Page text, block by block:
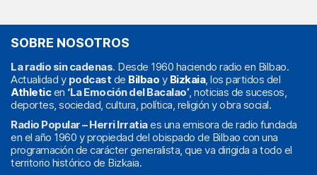
SOBRE NOSOTROS
La radio sin cadenas. Desde 1960 haciendo radio en Bilbao.
Actualidad y podcast de Bilbao y Bizkaia, los partidos del
Athleticen ‘La Emoción del Bacalao’, noticias de sucesos,
deportes, sociedad, cultura, política, religión y obra social.
Radio Popular – Herri Irratiaes una emisora de radio fundada
en el año 1960 y propiedad del obispado de Bilbao con una
programación de carácter generalista, que va dirigida a todo el
territorio histórico de Bizkaia.